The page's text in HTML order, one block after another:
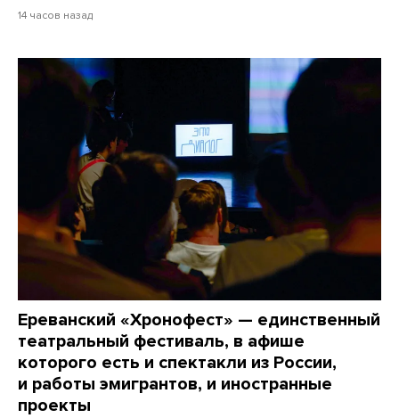
14 часов назад
Ереванский «Хронофест» — единственный
театральный фестиваль, в афише
которого есть и спектакли из России,
и работы эмигрантов, и иностранные
проекты